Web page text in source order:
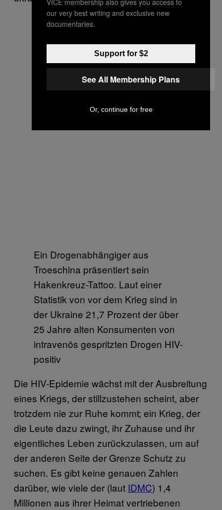
Ein Drogenabhängiger aus
Troeschina präsentiert sein
Hakenkreuz-Tattoo. Laut einer
Statistik von vor dem Krieg sind in
der Ukraine 21,7 Prozent der über
25 Jahre alten Konsumenten von
intravenös gespritzten Drogen HIV-
positiv
Die HIV-Epidemie wächst mit der Ausbreitung
eines Kriegs, der stillzustehen scheint, aber
trotzdem nie zur Ruhe kommt; ein Krieg, der
die Leute dazu zwingt, ihr Zuhause und ihr
eigentliches Leben zurückzulassen, um auf
der anderen Seite der Grenze Schutz zu
suchen. Es gibt keine genauen Zahlen
darüber, wie viele der (laut IDMC) 1,4
Millionen aus ihrer Heimat vertriebenen
our very best writing and exclusive new
documentaries.
Support for $2
See All Membership Plans
Or, continue for free